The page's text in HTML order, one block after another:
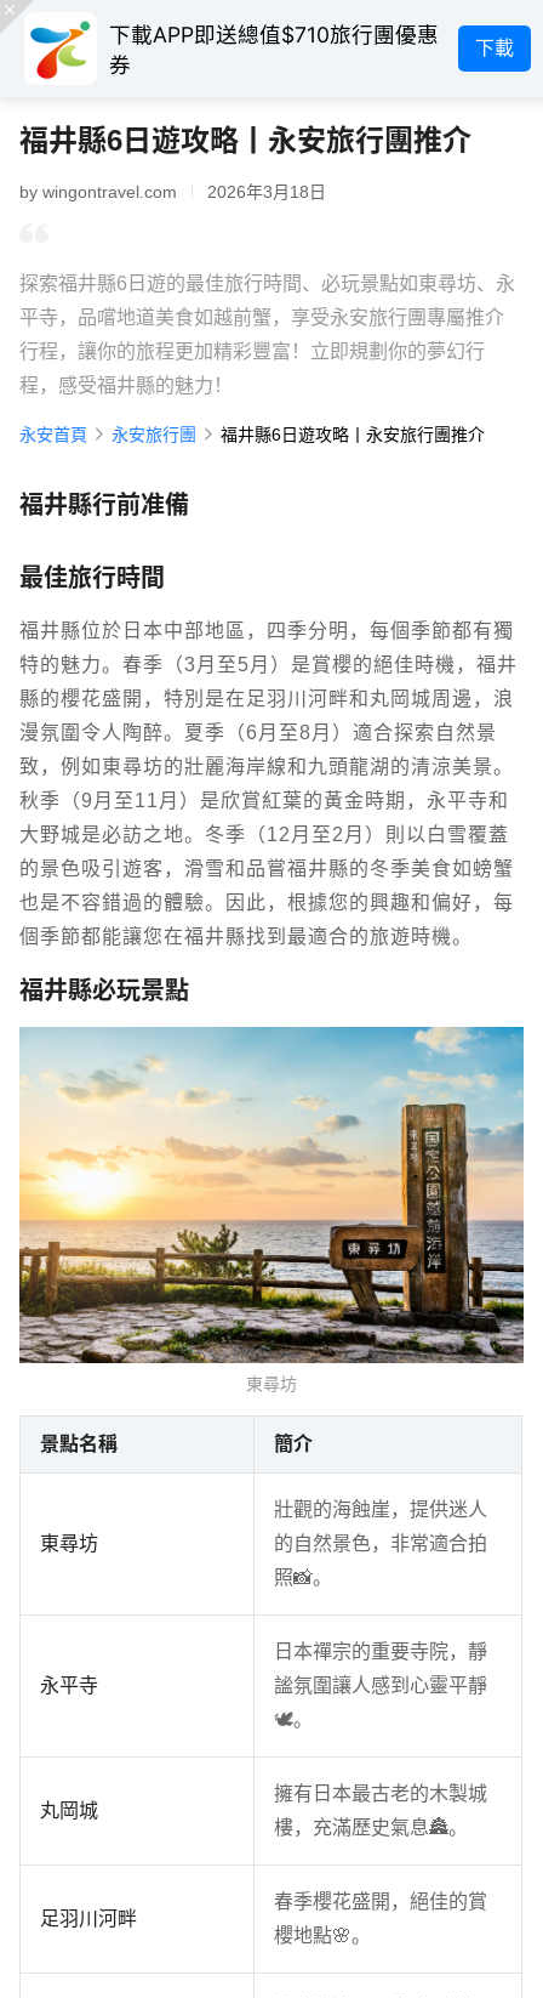
下載APP即送總值$710旅行團優惠
券
下載
福井縣6日遊攻略丨永安旅行團推介
by wingontravel.com 2026年3月18日
探索福井縣6日遊的最佳旅行時間、必玩景點如東尋坊、永
平寺，品嚐地道美食如越前蟹，享受永安旅行團專屬推介
行程，讓你的旅程更加精彩豐富！立即規劃你的夢幻行
程，感受福井縣的魅力！
永安首頁 永安旅行團 福井縣6日遊攻略丨永安旅行團推介
福井縣行前准備
最佳旅行時間
福井縣位於日本中部地區，四季分明，每個季節都有獨
特的魅力。春季（3月至5月）是賞櫻的絕佳時機，福井
縣的櫻花盛開，特別是在足羽川河畔和丸岡城周邊，浪
漫氛圍令人陶醉。夏季（6月至8月）適合探索自然景
致，例如東尋坊的壯麗海岸線和九頭龍湖的清涼美景。
秋季（9月至11月）是欣賞紅葉的黃金時期，永平寺和
大野城是必訪之地。冬季（12月至2月）則以白雪覆蓋
的景色吸引遊客，滑雪和品嘗福井縣的冬季美食如螃蟹
也是不容錯過的體驗。因此，根據您的興趣和偏好，每
個季節都能讓您在福井縣找到最適合的旅遊時機。
福井縣必玩景點
東尋坊
景點名稱 簡介
東尋坊
壯觀的海蝕崖，提供迷人
的自然景色，非常適合拍
照📸。
永平寺
日本禪宗的重要寺院，靜
謐氛圍讓人感到心靈平靜
🕊️。
丸岡城
擁有日本最古老的木製城
樓，充滿歷史氣息🏯。
足羽川河畔
春季櫻花盛開，絕佳的賞
櫻地點🌸。